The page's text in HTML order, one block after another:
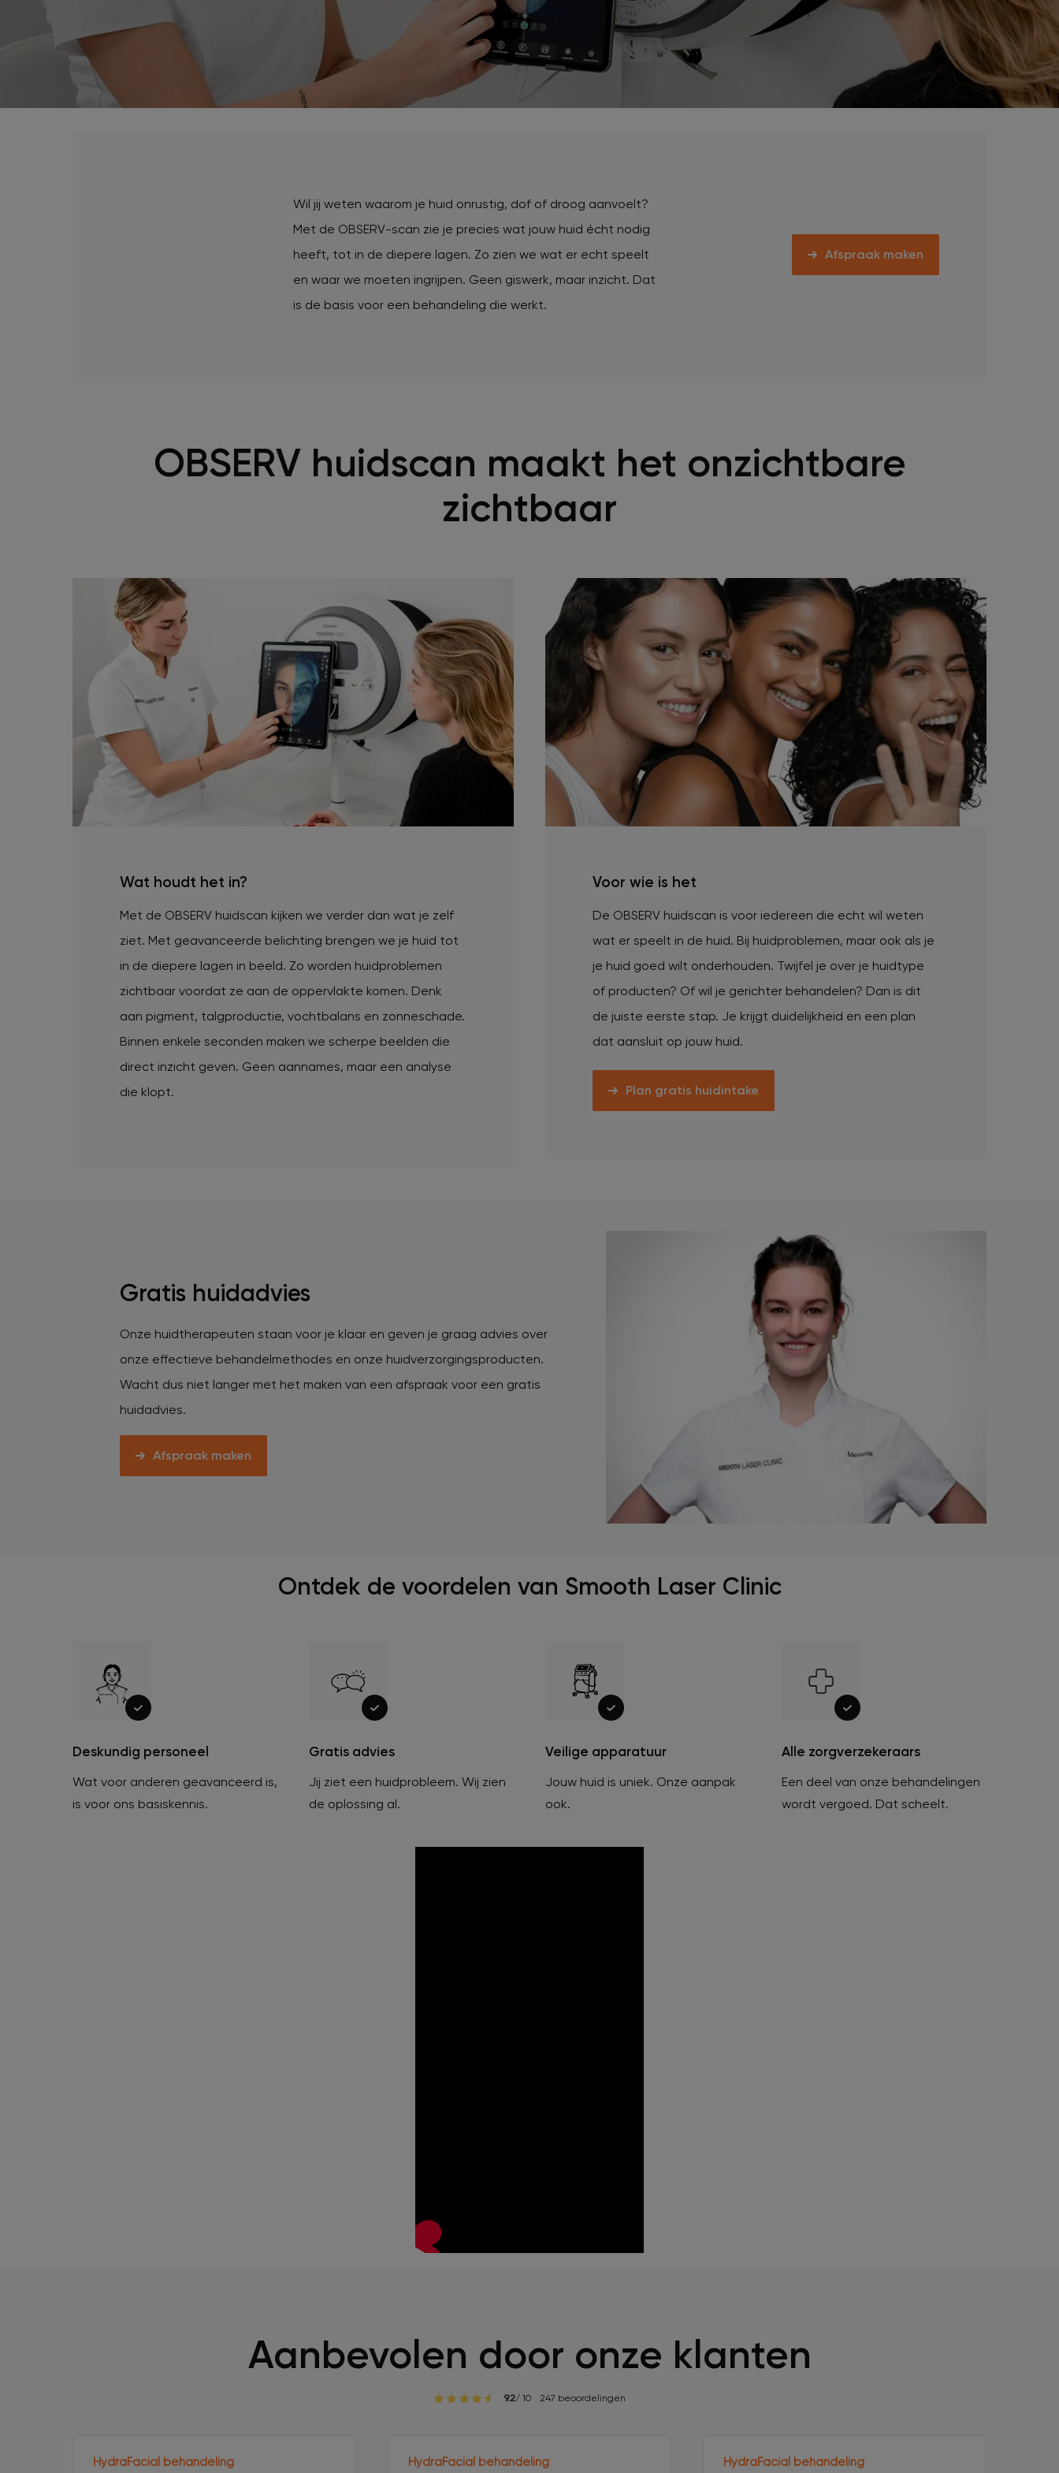
Bekijk populaire zones
laserontharing
HydraFacial
Huidverzorgingsproducten
Huidproblemen tijdens
zwangerschap
Huidveroudering / Rimpels
Striae
Zwangerschapsmasker / Melasma
Zonneschade
Wil jij weten waarom je huid onrustig, dof of droog aanvoelt?
Met de OBSERV-scan zie je precies wat jouw huid écht nodig
heeft, tot in de diepere lagen. Zo zien we wat er echt speelt
en waar we moeten ingrijpen. Geen giswerk, maar inzicht. Dat
is de basis voor een behandeling die werkt.
Afspraak maken
OBSERV huidscan maakt het onzichtbare
zichtbaar
Wat houdt het in?
Met de OBSERV huidscan kijken we verder dan wat je zelf
ziet. Met geavanceerde belichting brengen we je huid tot
in de diepere lagen in beeld. Zo worden huidproblemen
zichtbaar voordat ze aan de oppervlakte komen. Denk
aan pigment, talgproductie, vochtbalans en zonneschade.
Binnen enkele seconden maken we scherpe beelden die
direct inzicht geven. Geen aannames, maar een analyse
die klopt.
Voor wie is het
De OBSERV huidscan is voor iedereen die echt wil weten
wat er speelt in de huid. Bij huidproblemen, maar ook als je
je huid goed wilt onderhouden. Twijfel je over je huidtype
of producten? Of wil je gerichter behandelen? Dan is dit
de juiste eerste stap. Je krijgt duidelijkheid en een plan
dat aansluit op jouw huid.
Plan gratis huidintake
Gratis huidadvies
Onze huidtherapeuten staan voor je klaar en geven je graag advies over
onze effectieve behandelmethodes en onze huidverzorgingsproducten.
Wacht dus niet langer met het maken van een afspraak voor een gratis
huidadvies.
Afspraak maken
Ontdek de voordelen van Smooth Laser Clinic
Deskundig personeel
Wat voor anderen geavanceerd is,
is voor ons basiskennis.
Gratis advies
Jij ziet een huidprobleem. Wij zien
de oplossing al.
Veilige apparatuur
Jouw huid is uniek. Onze aanpak
ook.
Alle zorgverzekeraars
Een deel van onze behandelingen
wordt vergoed. Dat scheelt.
Aanbevolen door onze klanten
9.2/ 10 247 beoordelingen
HydraFacial behandeling HydraFacial behandeling HydraFacial behandeling
Tattoo verwijderen
Ontstaansgeschiedenis
Locaties Vacatures